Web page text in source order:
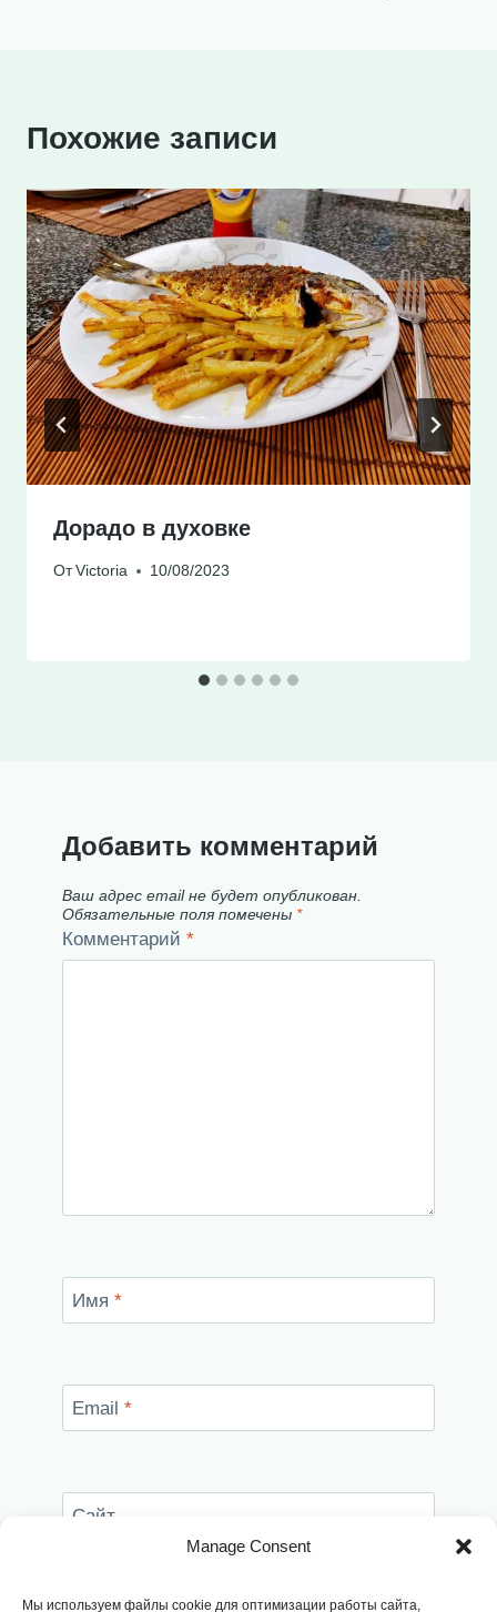
Manage Consent
Мы используем файлы cookie для оптимизации работы сайта,
Похожие записи
Дорадо в духовке
От Victoria 10/08/2023
Добавить комментарий
Ваш адрес email не будет опубликован.
Обязательные поля помечены *
Комментарий *
Имя *
Email *
Сайт
этом браузере для последующих моих